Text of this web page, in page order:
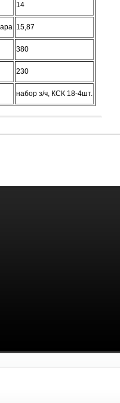
14
15,87
380
230
набор з/ч, КСК 18-4шт.